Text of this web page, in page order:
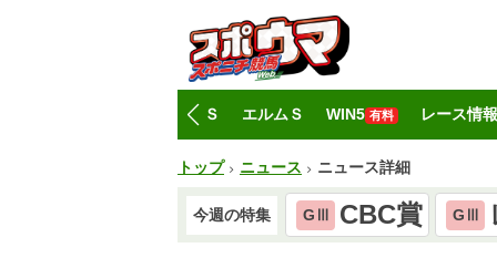
レパードＳ エルムＳ WIN5 有料 レース情報
トップ ニュース ニュース詳細
今週の特集 GⅢ CBC賞 GⅢ